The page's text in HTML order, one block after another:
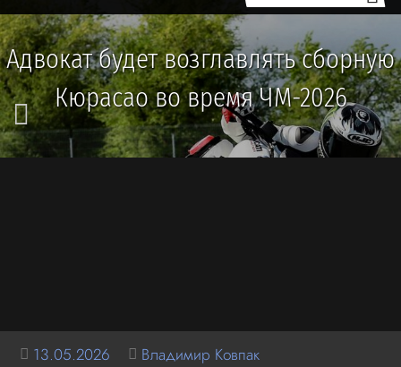
Адвокат будет возглавлять сборную
Кюрасао во время ЧМ-2026
13.05.2026 Владимир Ковпак